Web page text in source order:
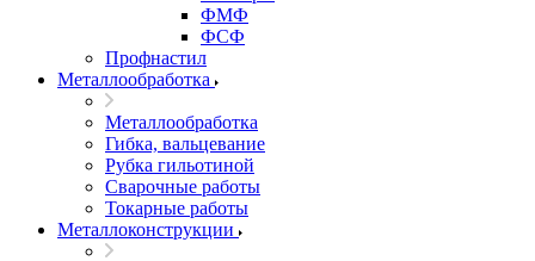
ФМФ
ФСФ
Профнастил
Металлообработка
Металлообработка
Гибка, вальцевание
Рубка гильотиной
Сварочные работы
Токарные работы
Металлоконструкции